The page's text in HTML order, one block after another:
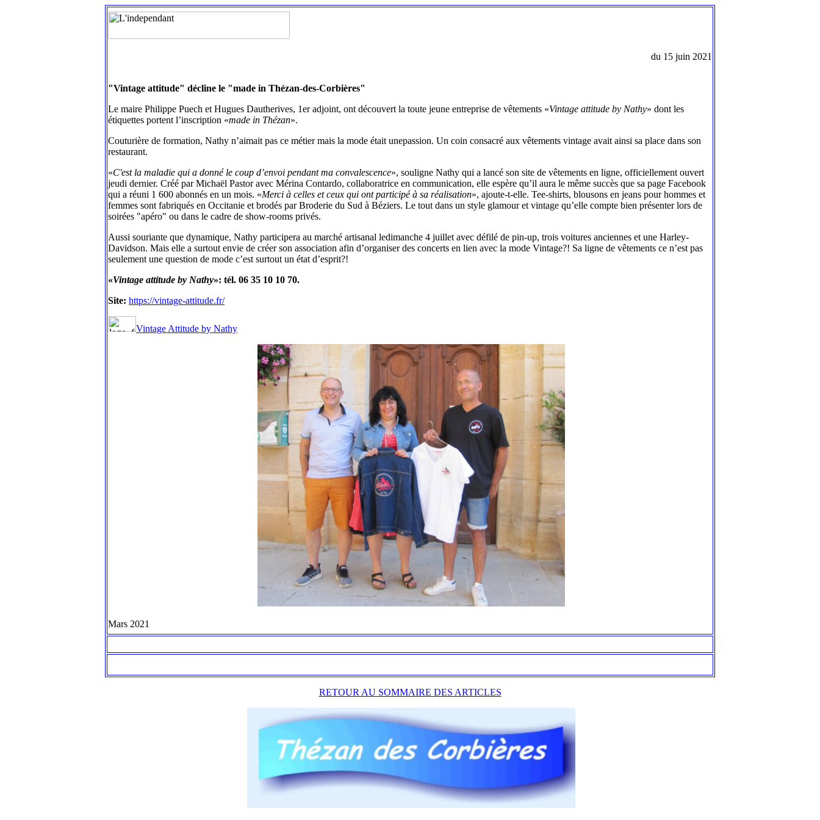
du 15 juin 2021
"Vintage attitude" décline le "made in Thézan-des-Corbières"
Le maire Philippe Puech et Hugues Dautherives, 1er adjoint, ont découvert la toute jeune entreprise de vêtements «Vintage attitude by Nathy» dont les
étiquettes portent l’inscription «made in Thézan».
Couturière de formation, Nathy n’aimait pas ce métier mais la mode était unepassion. Un coin consacré aux vêtements vintage avait ainsi sa place dans son
restaurant.
«C'est la maladie qui a donné le coup d’envoi pendant ma convalescence», souligne Nathy qui a lancé son site de vêtements en ligne, officiellement ouvert
jeudi dernier. Créé par Michaël Pastor avec Mérina Contardo, collaboratrice en communication, elle espère qu’il aura le même succès que sa page Facebook
qui a réuni 1 600 abonnés en un mois. «Merci à celles et ceux qui ont participé à sa réalisation», ajoute-t-elle. Tee-shirts, blousons en jeans pour hommes et
femmes sont fabriqués en Occitanie et brodés par Broderie du Sud à Béziers. Le tout dans un style glamour et vintage qu’elle compte bien présenter lors de
soirées "apéro" ou dans le cadre de show-rooms privés.
Aussi souriante que dynamique, Nathy participera au marché artisanal ledimanche 4 juillet avec défilé de pin-up, trois voitures anciennes et une Harley-
Davidson. Mais elle a surtout envie de créer son association afin d’organiser des concerts en lien avec la mode Vintage?! Sa ligne de vêtements ce n’est pas
seulement une question de mode c’est surtout un état d’esprit?!
«Vintage attitude by Nathy»: tél. 06 35 10 10 70.
Site: https://vintage-attitude.fr/
Vintage Attitude by Nathy
Mars 2021
RETOUR AU SOMMAIRE DES ARTICLES